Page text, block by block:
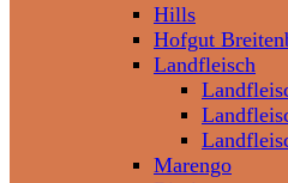
Hills
Hofgut
Landfleisch
Marengo